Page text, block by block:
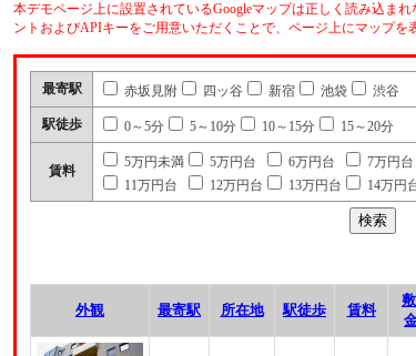
本デモページ上に設置されているGoogleマップは正しく読み込ま
ントおよびAPIキーをご用意いただくことで、ページ上にマップを
最寄駅 赤坂見附 四ッ谷 新宿 池袋 渋谷
駅徒歩 0～5分 5～10分 10～15分 15～20分
賃料
5万円未満 5万円台 6万円台 7万円台
11万円台
12万円台 13万円台 14万円
外観 最寄駅 所在地 駅徒歩 賃料